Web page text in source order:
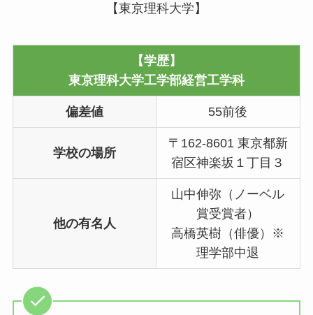
【東京理科大学】
【学歴】
東京理科大学工学部経営工学科
偏差値 55前後
学校の場所
〒162-8601 東京都新
宿区神楽坂１丁目３
他の有名人
山中伸弥（ノーベル
賞受賞者）
高橋英樹（俳優）※
理学部中退